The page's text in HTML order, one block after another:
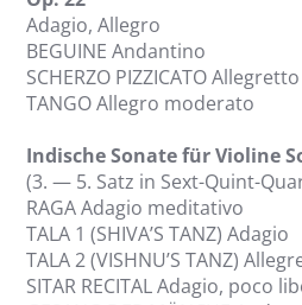
Ada­gio, Alle­gro
BEGUINE Andan­ti­no
SCHERZO PIZZICATO
TANGO Alle­gro mode­ra­to
Indi­sche Sona­te für Vio­li­ne
(3. — 5. Satz in Sext-Quint-
RAGA Ada­gio medi­ta­tivo
TALA 1 (SHIVA’S TANZ) Ada­gio
TALA 2 (VISHNU’S TANZ)
SITAR RECITAL Ada­gio, poco